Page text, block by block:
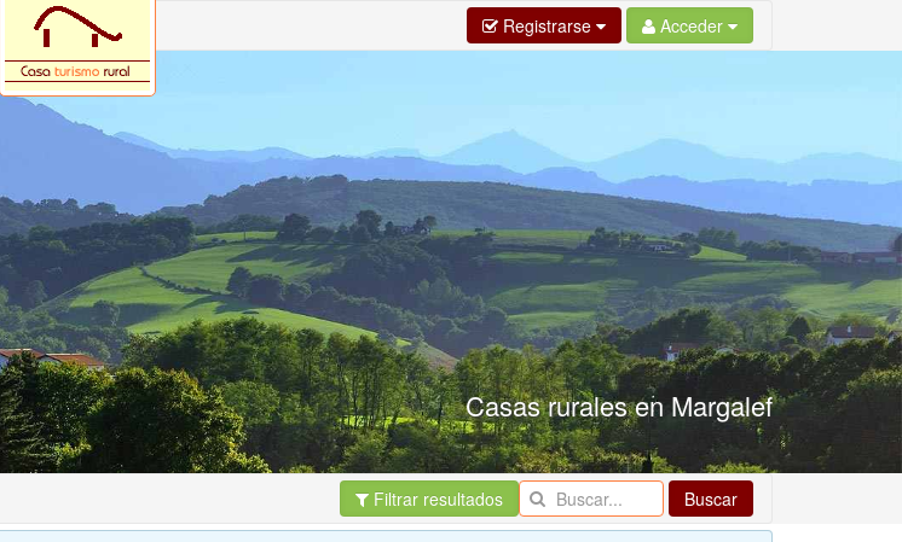
Registrarse Acceder
Casas rurales en Margalef
Filtrar resultados Buscar